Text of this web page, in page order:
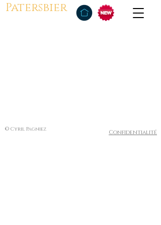
Patersbier
© Cyril Pagniez Confidentialité